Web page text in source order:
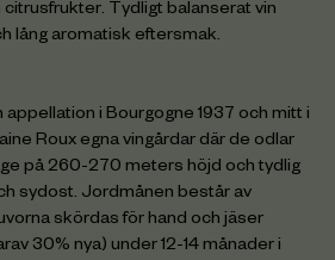
Tydligt balanserat vin
lång aromatisk eftersmak.
i Bourgogne 1937 och mitt i
Roux egna vingårdar där de odlar
på 260-270 meters höjd och tydlig
sydost. Jordmånen består av
skördas för hand och jäser
30% nya) under 12-14 månader i